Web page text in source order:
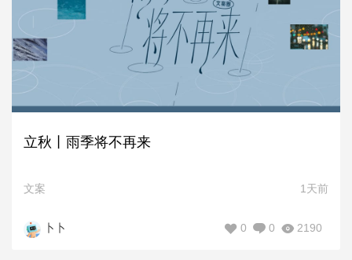
立秋丨雨季将不再来
文案 1天前
卜卜 2190
0
0